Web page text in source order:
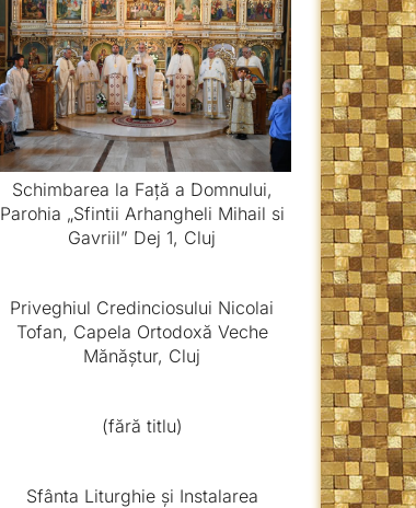
Schimbarea la Față a Domnului,
Parohia „Sfintii Arhangheli Mihail si
Gavriil” Dej 1, Cluj
Priveghiul Credinciosului Nicolai
Tofan, Capela Ortodoxă Veche
Mănăștur, Cluj
(fără titlu)
Sfânta Liturghie și Instalarea